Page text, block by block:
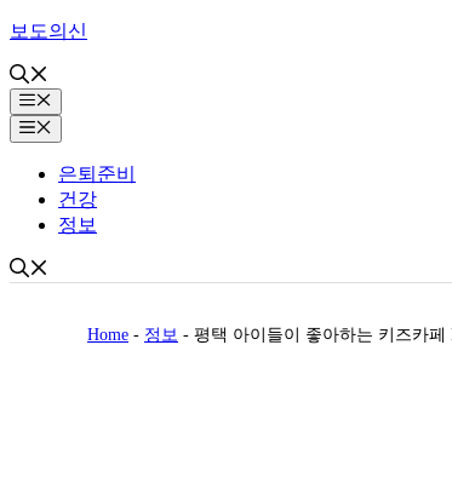
Skip
content
보도의신
Menu
Menu
은퇴준비
건강
정보
Home - 정보 - 평택 아이들이 좋아하는 키즈카페